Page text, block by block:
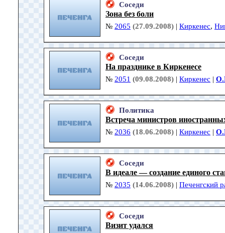
Соседи
Зона без боли
№ 2065 (27.09.2008) | Киркенес,
Соседи
На празднике в Киркенесе
№ 2051 (09.08.2008) | Киркенес |
Политика
Встреча министров
№ 2036 (18.06.2008) | Киркенес |
Соседи
В идеале — создание единого
№ 2035 (14.06.2008) | Печенгский
Соседи
Визит удался